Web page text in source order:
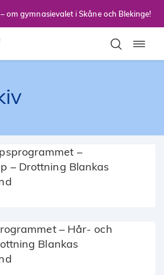
om gymnasievalet i Skåne och Blekinge!
–
– Drottning Blankas
– Hår- och
Blankas